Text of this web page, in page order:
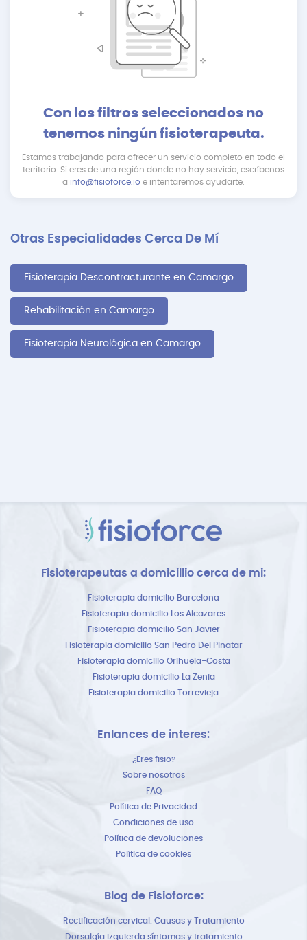
Con los filtros seleccionados no
tenemos ningún fisioterapeuta.
Estamos trabajando para ofrecer un servicio completo en todo el
territorio. Si eres de una región donde no hay servicio, escríbenos
a info@fisioforce.io e intentaremos ayudarte.
Otras Especialidades Cerca De Mí
Fisioterapia Descontracturante en Camargo
Rehabilitación en Camargo
Fisioterapia Neurológica en Camargo
Fisioterapeutas a domicillio cerca de mi:
Fisioterapia domicilio Barcelona
Fisioterapia domicilio Los Alcazares
Fisioterapia domicilio San Javier
Fisioterapia domicilio San Pedro Del Pinatar
Fisioterapia domicilio Orihuela-Costa
Fisioterapia domicilio La Zenia
Fisioterapia domicilio Torrevieja
Enlances de interes:
¿Eres fisio?
Sobre nosotros
FAQ
Política de Privacidad
Condiciones de uso
Política de devoluciones
Política de cookies
Blog de Fisioforce:
Rectificación cervical: Causas y Tratamiento
Dorsalgía izquierda síntomas y tratamiento